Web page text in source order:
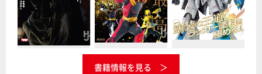
書籍情報を見る